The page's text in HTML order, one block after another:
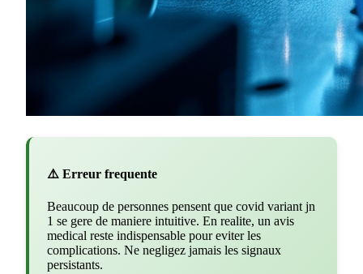
⚠️ Erreur frequente
Beaucoup de personnes pensent que covid variant jn
1 se gere de maniere intuitive. En realite, un avis
medical reste indispensable pour eviter les
complications. Ne negligez jamais les signaux
persistants.